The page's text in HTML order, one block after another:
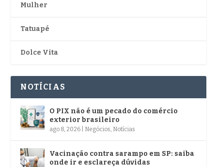
Mulher
Tatuapé
Dolce Vita
NOTÍCIAS
O PIX não é um pecado do comércio
exterior brasileiro
ago 8, 2026 Negócios, Notícias
Vacinação contra sarampo em SP: saiba
onde ir e esclareça dúvidas